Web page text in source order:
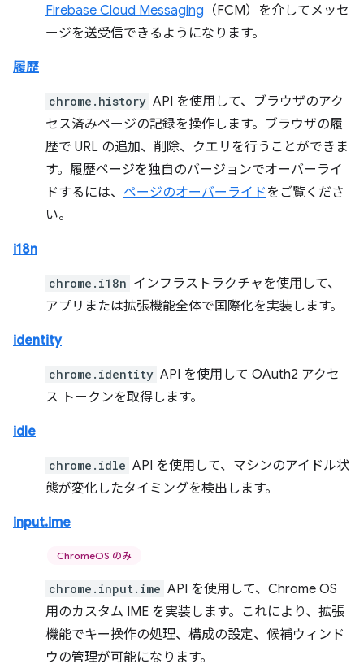
Firebase Cloud Messaging （FCM）を介してメッセ
ージを送受信できるようになります。
履歴
chrome.history API を使用して、ブラウザのアク
セス済みページの記録を操作します。ブラウザの履
歴で URL の追加、削除、クエリを行うことができま
す。履歴ページを独自のバージョンでオーバーライ
ドするには、 ページのオーバーライドをご覧くださ
い。
i18n
chrome.i18n インフラストラクチャを使用して、
アプリまたは拡張機能全体で国際化を実装します。
identity
chrome.identity API を使用して OAuth2 アクセ
ス トークンを取得します。
idle
chrome.idle API を使用して、マシンのアイドル状
態が変化したタイミングを検出します。
input.ime
ChromeOS のみ
chrome.input.ime API を使用して、Chrome OS
用のカスタム IME を実装します。これにより、拡張
機能でキー操作の処理、構成の設定、候補ウィンド
ウの管理が可能になります。